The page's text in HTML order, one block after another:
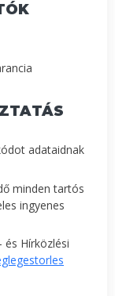
adataidnak
minden tartós
ingyenes
Hírközlési